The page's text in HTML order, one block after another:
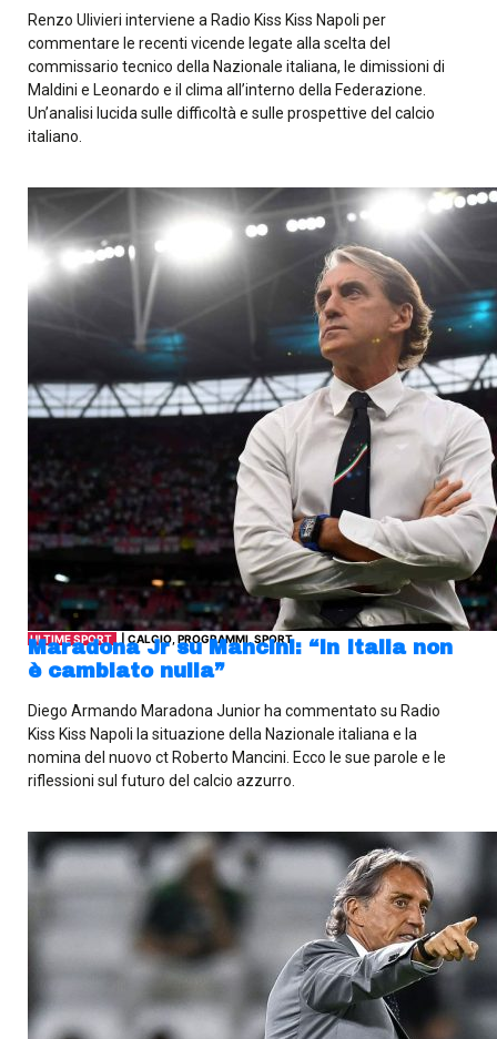
Renzo Ulivieri interviene a Radio Kiss Kiss Napoli per
commentare le recenti vicende legate alla scelta del
commissario tecnico della Nazionale italiana, le dimissioni di
Maldini e Leonardo e il clima all’interno della Federazione.
Un’analisi lucida sulle difficoltà e sulle prospettive del calcio
italiano.
ULTIME SPORT | CALCIO, PROGRAMMI, SPORT
Maradona Jr su Mancini: “In Italia non
è cambiato nulla”
Diego Armando Maradona Junior ha commentato su Radio
Kiss Kiss Napoli la situazione della Nazionale italiana e la
nomina del nuovo ct Roberto Mancini. Ecco le sue parole e le
riflessioni sul futuro del calcio azzurro.